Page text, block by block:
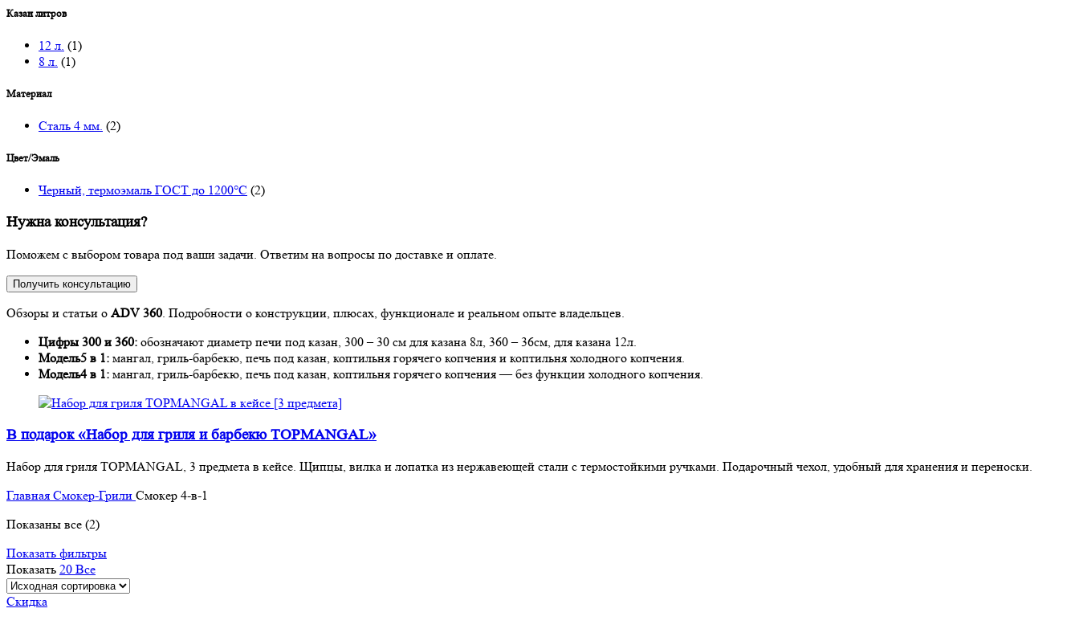
Казан литров
12 л. (1)
8 л. (1)
Материал
Сталь 4 мм. (2)
Цвет/Эмаль
Черный, термоэмаль ГОСТ до 1200°C (2)
Нужна консультация?
Поможем с выбором товара под ваши задачи. Ответим на вопросы по доставке и оплате.
Получить консультацию
Обзоры и статьи о ADV 360. Подробности о конструкции, плюсах, функционале и реальном опыте владельцев.
Цифры 300 и 360: обозначают диаметр печи под казан, 300 – 30 см для казана 8л, 360 – 36см, для казана 12л.
Модель5 в 1: мангал, гриль-барбекю, печь под казан, коптильня горячего копчения и коптильня холодного копчения.
Модель4 в 1: мангал, гриль-барбекю, печь под казан, коптильня горячего копчения — без функции холодного копчения.
В подарок «Набор для гриля и барбекю TOPMANGAL»
Набор для гриля TOPMANGAL, 3 предмета в кейсе. Щипцы, вилка и лопатка из нержавеющей стали с термостойкими ручками. Подарочный чехол, удобный для хранения и переноски.
Главная Смокер-Грили Смокер 4-в-1
Показаны все (2)
Показать фильтры
Показать 20 Все
Скидка